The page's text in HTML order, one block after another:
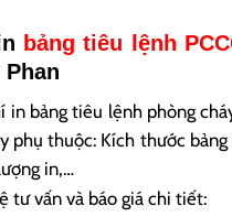
bảng tiêu lệnh
in bảng tiêu lệnh phòng
phụ thuộc: Kích thước
in,…
tư vấn và báo giá chi tiết: